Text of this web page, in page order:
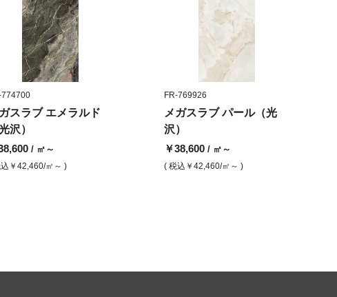
774700
スラブ エメラルド
沢）
/ ㎡～
￥42,460/㎡～ )
FR-769926
メガスラブ パール（光
沢）
￥38,600 / ㎡～
( 税込 ￥42,460/㎡～ )